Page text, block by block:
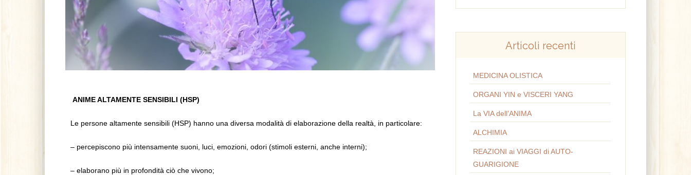
ANIME ALTAMENTE SENSIBILI (HSP)
Le persone altamente sensibili (HSP) hanno una diversa modalità di elaborazione della realtà, in particolare:
– percepiscono più intensamente suoni, luci, emozioni, odori (stimoli esterni, anche interni);
– elaborano più in profondità ciò che vivono;
Articoli recenti
MEDICINA OLISTICA
ORGANI YIN e VISCERI YANG
La VIA dell’ANIMA
ALCHIMIA
REAZIONI ai VIAGGI di AUTO-
GUARIGIONE